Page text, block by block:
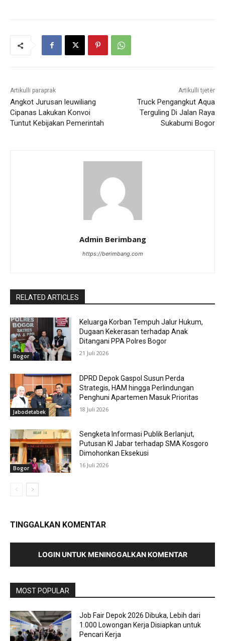
Artikulli paraprak
Angkot Jurusan leuwiliang
Cipanas Lakukan Konvoi
Tuntut Kebijakan Pemerintah
Artikulli tjetër
Truck Pengangkut Aqua
Terguling Di Jalan Raya
Sukabumi Bogor
Admin Berimbang
https://berimbang.com
RELATED ARTICLES
Bogor
Keluarga Korban Tempuh Jalur Hukum,
Dugaan Kekerasan terhadap Anak
Ditangani PPA Polres Bogor
21 Juli 2026
Jabodetabek
DPRD Depok Gaspol Susun Perda
Strategis, HAM hingga Perlindungan
Penghuni Apartemen Masuk Prioritas
18 Juli 2026
Bogor
Sengketa Informasi Publik Berlanjut,
Putusan KI Jabar terhadap SMA Kosgoro
Dimohonkan Eksekusi
16 Juli 2026
TINGGALKAN KOMENTAR
LOGIN UNTUK MENINGGALKAN KOMENTAR
MOST POPULAR
Job Fair Depok 2026 Dibuka, Lebih dari
1.000 Lowongan Kerja Disiapkan untuk
Pencari Kerja